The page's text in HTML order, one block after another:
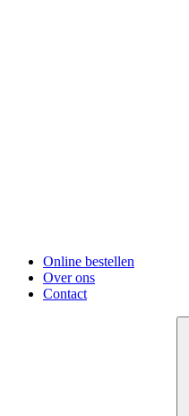
Online bestellen
Over ons
Contact